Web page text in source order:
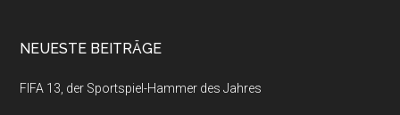
NEUESTE BEITRÄGE
FIFA 13, der Sportspiel-Hammer des Jahres